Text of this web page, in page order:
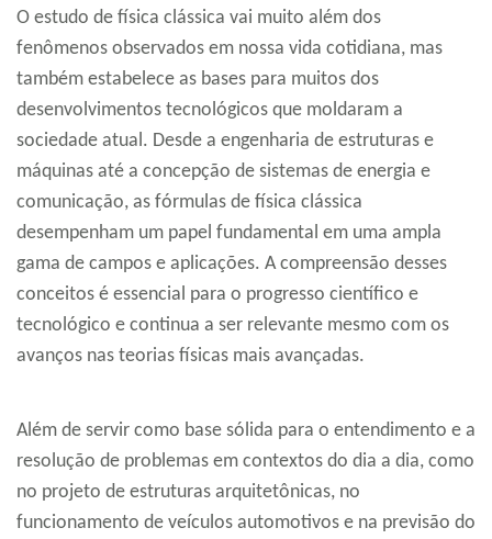
O estudo de física clássica vai muito além dos
fenômenos observados em nossa vida cotidiana, mas
também estabelece as bases para muitos dos
desenvolvimentos tecnológicos que moldaram a
sociedade atual. Desde a engenharia de estruturas e
máquinas até a concepção de sistemas de energia e
comunicação, as fórmulas de física clássica
desempenham um papel fundamental em uma ampla
gama de campos e aplicações. A compreensão desses
conceitos é essencial para o progresso científico e
tecnológico e continua a ser relevante mesmo com os
avanços nas teorias físicas mais avançadas.
Além de servir como base sólida para o entendimento e a
resolução de problemas em contextos do dia a dia, como
no projeto de estruturas arquitetônicas, no
funcionamento de veículos automotivos e na previsão do